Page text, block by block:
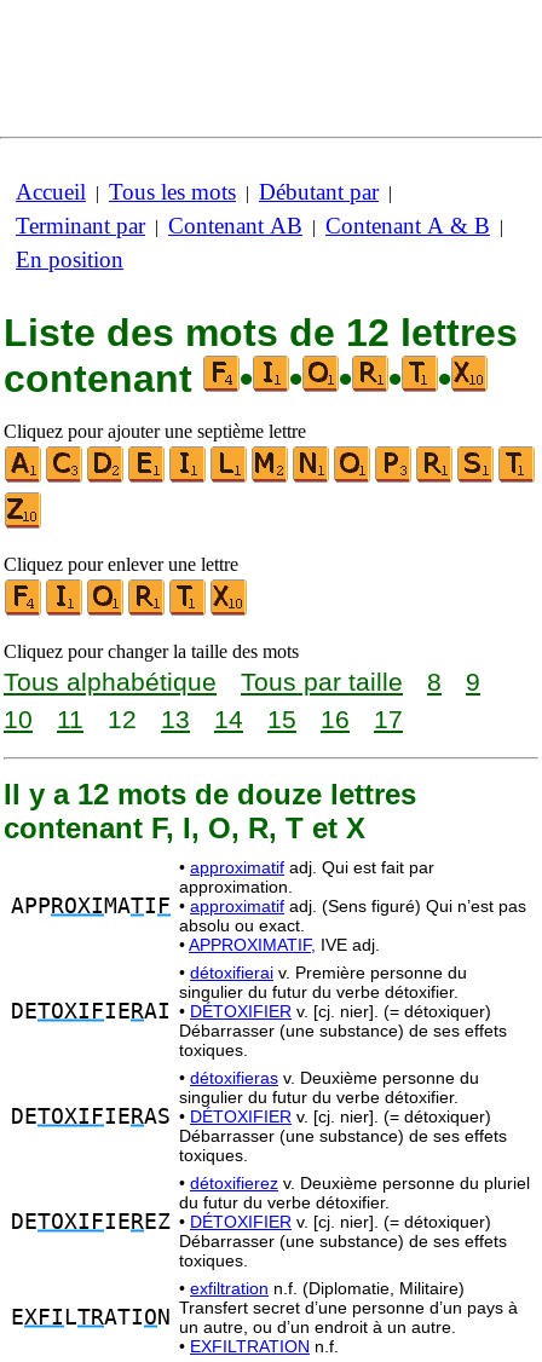
Accueil | Tous les mots | Débutant par|
Terminant par| Contenant AB | Contenant A & B |
En position
Liste des mots de 12 lettres
contenant
• • • • •
Cliquez pour ajouter une septième lettre
Cliquez pour enlever une lettre
Cliquez pour changer la taille des mots
Tous alphabétique Tous par taille 8
9
10
11 12 13 14 15 16 17
Il y a 12 mots de douze lettres
contenant F, I, O, R, T et X
APP ROXI MATI F
• approximatif adj. Qui est fait par
approximation.
• approximatif adj. (Sens figuré) Qui n’est pas
absolu ou exact.
•APPROXIMATIF, IVE adj.
DETOXIFIE RAI
• détoxifierai v. Première personne du
singulier du futur du verbe détoxifier.
• DÉTOXIFIER v. [cj. nier]. (= détoxiquer)
Débarrasser (une substance) de ses effets
toxiques.
DETOXIFIE RAS
• détoxifieras v. Deuxième personne du
singulier du futur du verbe détoxifier.
• DÉTOXIFIER v. [cj. nier]. (= détoxiquer)
Débarrasser (une substance) de ses effets
toxiques.
DETOXIFIE REZ
• détoxifierez v. Deuxième personne du pluriel
du futur du verbe détoxifier.
• DÉTOXIFIER v. [cj. nier]. (= détoxiquer)
Débarrasser (une substance) de ses effets
toxiques.
EXFI LTRATIO N
• exfiltration n.f. (Diplomatie, Militaire)
Transfert secret d’une personne d’un pays à
un autre, ou d’un endroit à un autre.
• EXFILTRATION n.f.